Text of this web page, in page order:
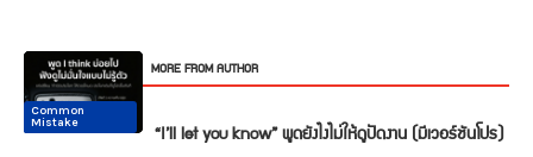
RELATED ARTICLES MORE FROM AUTHOR
Conversation “I’ll let you know” พูดยังไงไม่ให้ดูปัดงาน (มีเวอร์ชันโปร)
Conversation
Conversation
Conversation
Common
Mistake
Common
Mistake